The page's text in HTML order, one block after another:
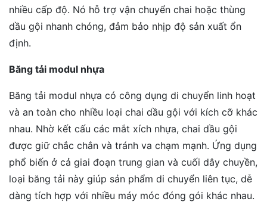
nhiều cấp độ. Nó hỗ trợ vận chuyển chai hoặc thùng
dầu gội nhanh chóng, đảm bảo nhịp độ sản xuất ổn
định.
Băng tải modul nhựa
Băng tải modul nhựa có công dụng di chuyển linh hoạt
và an toàn cho nhiều loại chai dầu gội với kích cỡ khác
nhau. Nhờ kết cấu các mắt xích nhựa, chai dầu gội
được giữ chắc chắn và tránh va chạm mạnh. Ứng dụng
phổ biến ở cả giai đoạn trung gian và cuối dây chuyền,
loại băng tải này giúp sản phẩm di chuyển liên tục, dễ
dàng tích hợp với nhiều máy móc đóng gói khác nhau.